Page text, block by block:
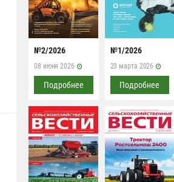
№2/2026
08 июня 2026
Подробнее
№1/2026
23 марта 2026
Подробнее